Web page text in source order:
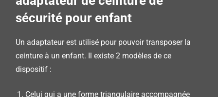
sécurité pour enfant
Un adaptateur est utilisé pour pouvoir transposer la
ceinture à un enfant. Il existe 2 modèles de ce
dispositif :
Celui qui a une forme triangulaire accompagnée